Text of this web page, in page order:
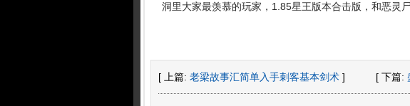
洞里大家最羡慕的玩家，1.85星王版本合击版，和恶灵
[ 上篇: 老梁故事汇简单入手刺客基本剑术 ] [ 下篇: